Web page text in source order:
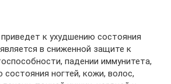
к ухудшению состояния
в сниженной защите к
падении иммунитета,
ногтей, кожи, волос,